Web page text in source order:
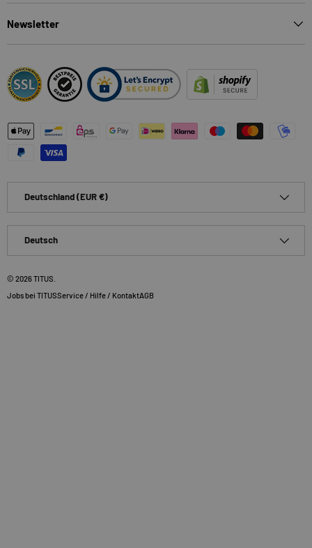
Newsletter
Zahlungsmethoden
Deutschland (EUR €)
Deutsch
© 2026TITUS
Jobs bei TITUSService / Hilfe / KontaktAGB